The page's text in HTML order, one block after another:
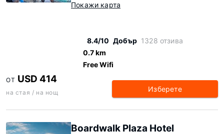
Покажи карта
8.4/10 Добър 1328 отзива
0.7 km
Free Wifi
ОТ USD 414
на стая / на нощ Изберете
Boardwalk Plaza Hotel